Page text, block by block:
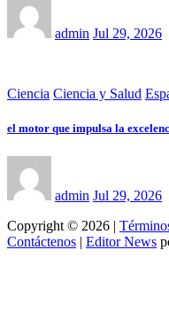
admin Jul 29, 2026
Ciencia Ciencia y Salud
el motor que impulsa la
admin Jul 29, 2026
Copyright © 2026 |
Contáctenos | Editor News